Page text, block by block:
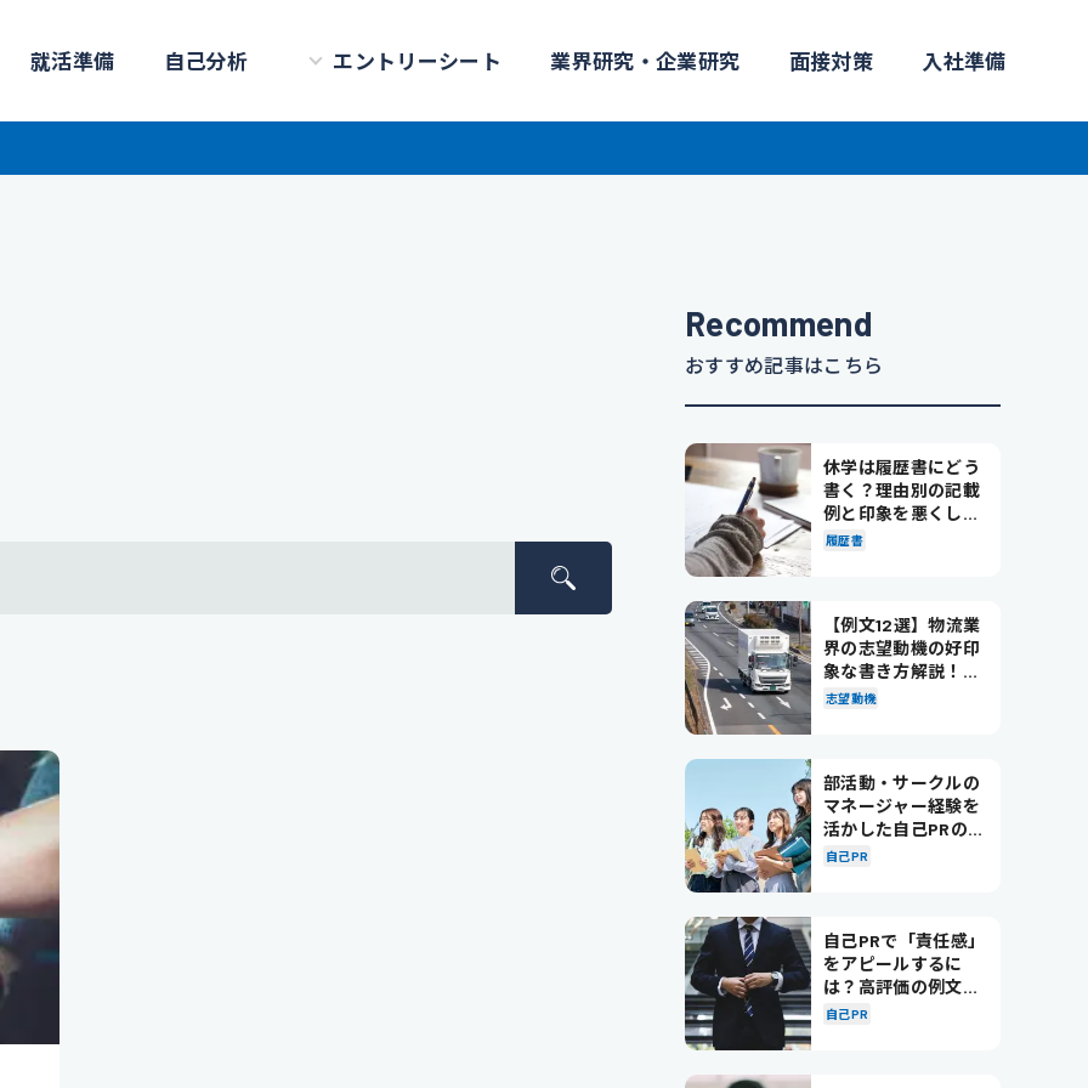
就活準備 自己分析 エントリーシート 業界研究・企業研究 面接対策 入社準備
Recommend
おすすめ記事はこちら
休学は履歴書にどう
書く？理由別の記載
例と印象を悪くしな
い書き方を解説
履歴書
【例文12選】物流業
界の志望動機の好印
象な書き方解説！パ
ターン別の例文も紹
志望動機
部活動・サークルの
マネージャー経験を
活かした自己PRの書
き方を徹底解説！
自己PR
自己PRで「責任感」
をアピールするに
は？高評価の例文も
紹介！
自己PR